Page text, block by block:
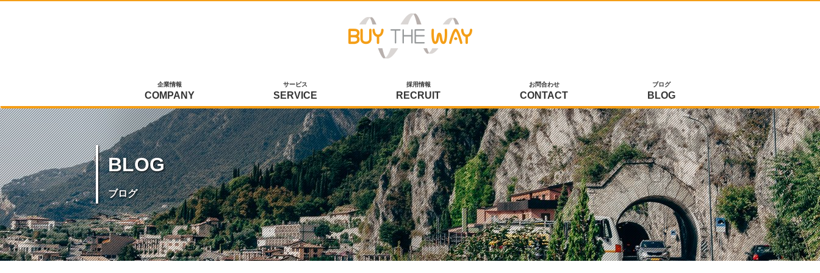
企業情報
COMPANY
サービス
SERVICE
採用情報
RECRUIT
お問合わせ
CONTACT
ブログ
BLOG
BLOG
ブログ